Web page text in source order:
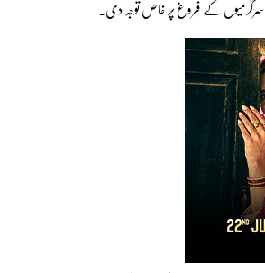
کے فروغ پر خاص توجہ دی۔